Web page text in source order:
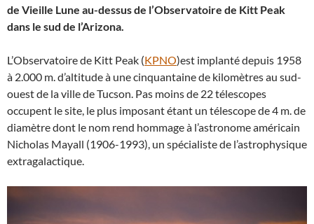
de Vieille Lune au-dessus de l’Observatoire de Kitt Peak
dans le sud de l’Arizona.
L’Observatoire de Kitt Peak (KPNO)est implanté depuis 1958
à 2.000 m. d’altitude à une cinquantaine de kilomètres au sud-
ouest de la ville de Tucson. Pas moins de 22 télescopes
occupent le site, le plus imposant étant un télescope de 4 m. de
diamètre dont le nom rend hommage à l’astronome américain
Nicholas Mayall (1906-1993), un spécialiste de l’astrophysique
extragalactique.